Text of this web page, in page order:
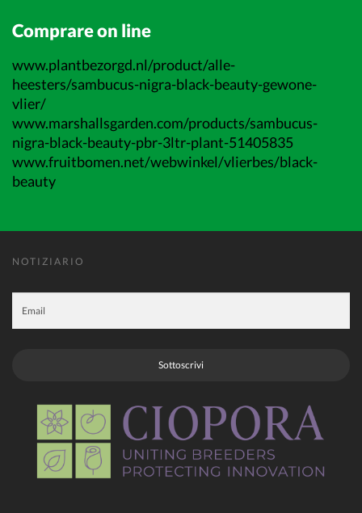
Comprare on line
www.plantbezorgd.nl/product/alle-
heesters/sambucus-nigra-black-beauty-gewone-
vlier/
www.marshallsgarden.com/products/sambucus-
nigra-black-beauty-pbr-3ltr-plant-51405835
www.fruitbomen.net/webwinkel/vlierbes/black-
beauty
NOTIZIARIO
Sottoscrivi